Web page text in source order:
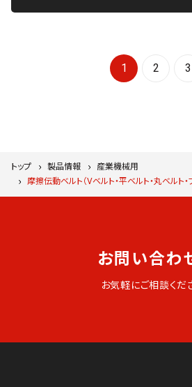
1 2 3
トップ 製品情報
産業機械用
摩擦伝動ベルト（Vベルト・平ベルト・丸ベルト・
お問い合わ
お気軽にご相談くだ